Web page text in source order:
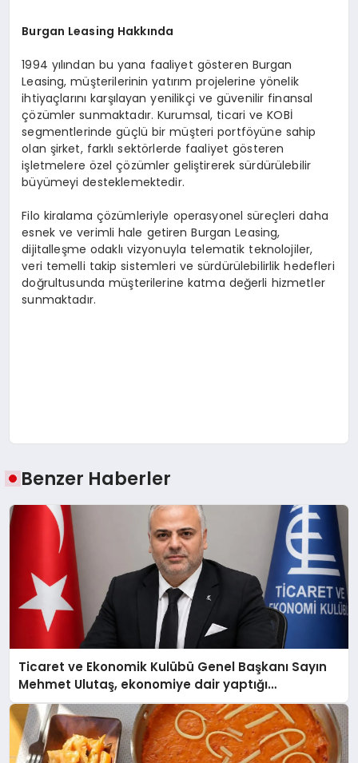
Burgan Leasing Hakkında
1994 yılından bu yana faaliyet gösteren Burgan
Leasing, müşterilerinin yatırım projelerine yönelik
ihtiyaçlarını karşılayan yenilikçi ve güvenilir finansal
çözümler sunmaktadır. Kurumsal, ticari ve KOBİ
segmentlerinde güçlü bir müşteri portföyüne sahip
olan şirket, farklı sektörlerde faaliyet gösteren
işletmelere özel çözümler geliştirerek sürdürülebilir
büyümeyi desteklemektedir.
Filo kiralama çözümleriyle operasyonel süreçleri daha
esnek ve verimli hale getiren Burgan Leasing,
dijitalleşme odaklı vizyonuyla telematik teknolojiler,
veri temelli takip sistemleri ve sürdürülebilirlik hedefleri
doğrultusunda müşterilerine katma değerli hizmetler
sunmaktadır.
Benzer Haberler
Ticaret ve Ekonomik Kulübü Genel Başkanı Sayın
Mehmet Ulutaş, ekonomiye dair yaptığı
açıklamada şunları kaydetti: